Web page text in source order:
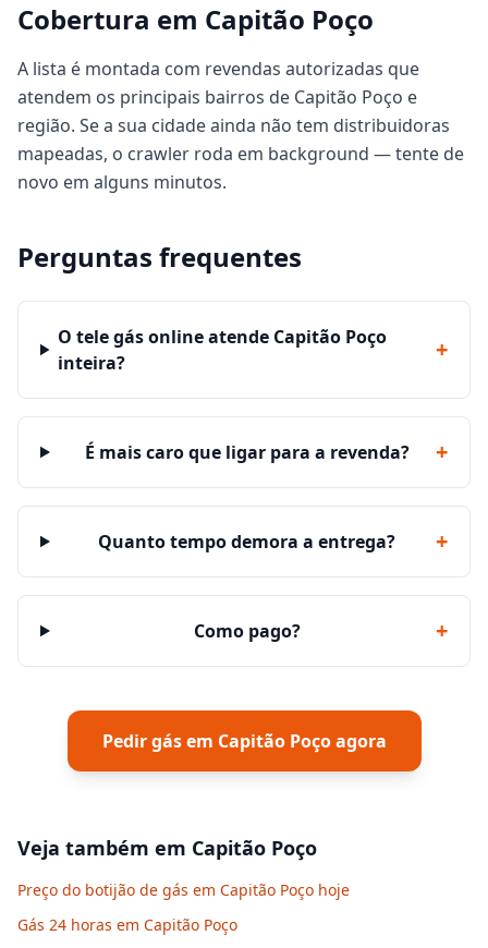
Cobertura em Capitão Poço
A lista é montada com revendas autorizadas que
atendem os principais bairros de Capitão Poço e
região. Se a sua cidade ainda não tem distribuidoras
mapeadas, o crawler roda em background — tente de
novo em alguns minutos.
Perguntas frequentes
O tele gás online atende Capitão Poço
inteira?
+
É mais caro que ligar para a revenda? +
Quanto tempo demora a entrega? +
Como pago? +
Pedir gás em Capitão Poçoagora
Veja também em Capitão Poço
Preço do botijão de gás em Capitão Poço hoje
Gás 24 horas em Capitão Poço